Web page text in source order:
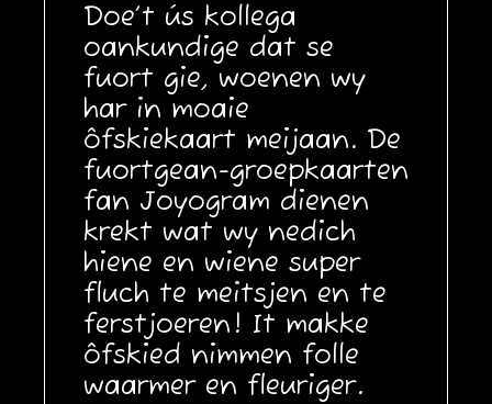
Doe’t ús kollega
oankundige dat se
fuort gie, woenen wy
har in moaie
ôfskiekaart meijaan. De
fuortgean-groepkaarten
fan Joyogram dienen
krekt wat wy nedich
hiene en wiene super
fluch te meitsjen en te
ferstjoeren! It makke
ôfskied nimmen folle
waarmer en fleuriger.